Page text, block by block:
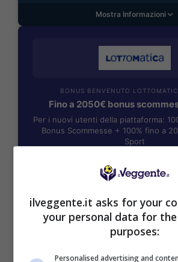
Mostra Informazioni
BONUS BENVENUTO
Fino a 2050€ bonus
Per i nuovi utenti della piattaforma:
Bonus Scommesse + 100% fino a
Sport
2050€
Mostra Informazioni
ilveggente.it asks for your
your personal data for
purposes:
Personalised advertising and